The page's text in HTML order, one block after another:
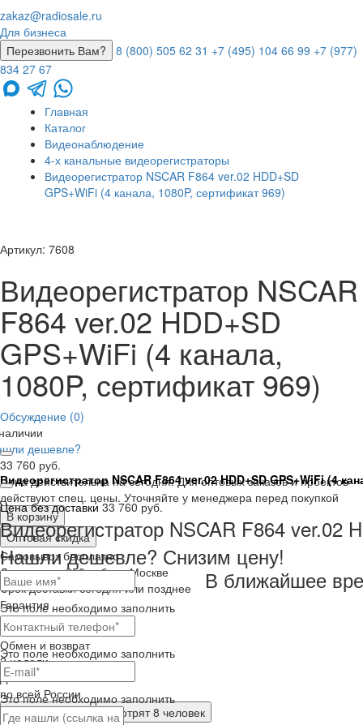
zakaz@radiosale.ru
Для бизнеса
Перезвонить Вам?
8 (800) 505 62 31 +7 (495) 104 66 99 +7 (977)
834 27 67
Главная
Каталог
Видеонаблюдение
4-х канальные видеорегистраторы
Видеорегистратор NSCAR F864 ver.02 HDD+SD
GPS+WiFi (4 канала, 1080P, сертификат 969)
Артикул: 7608
Видеорегистратор NSCAR
F864 ver.02 HDD+SD
GPS+WiFi (4 канала,
1080P, сертификат 969)
Обсуждение (0)
Видеорегистратор NSCAR F864 ver.02 HDD+SD GPS+WiFi (4
Цена без доставки 33 760 руб.
Видеорегистратор NSCAR F864 ver.02
Нашли дешевле? Снизим цену!
Это поле необходимо заполнить
Это поле необходимо заполнить
Это поле необходимо заполнить
дешевле?
В ближайшее
33 760 руб.
Цена действительна на сегодня. Для оптовых заказов и проектов
действуют спец. цены. Уточняйте у менеджера перед покупкой
В корзину
Оптовая скидка
Самовывоз бесплатно
Доставка от 250 руб. по Москве
Cрок доставки сегодня или позднее
Гарантия
12 месяца
Обмен и возврат
2 недели
Доставка
по всей России
Сейчас этот товарсмотрят 8 человек